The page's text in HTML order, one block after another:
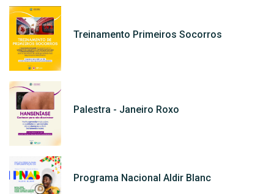
Treinamento Primeiros Socorros
Palestra - Janeiro Roxo
Programa Nacional Aldir Blanc